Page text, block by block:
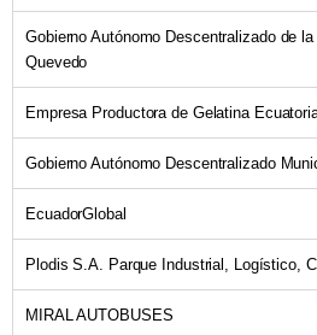
Gobierno Autónomo Descentralizado de
Quevedo
Empresa Productora de Gelatina
Gobierno Autónomo Descentralizado
EcuadorGlobal
Plodis S.A. Parque Industrial, Logístico,
MIRAL AUTOBUSES